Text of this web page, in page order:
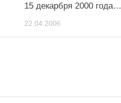
15 декарбря 2000 года…
22.04.2006